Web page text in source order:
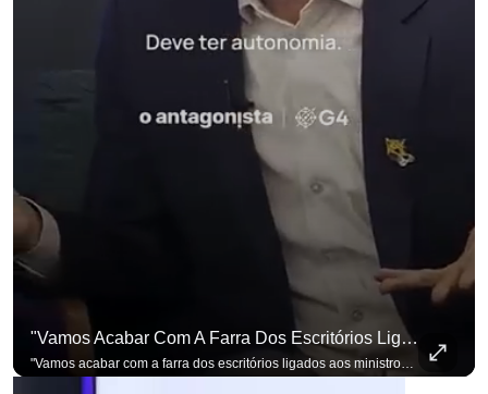
"Vamos Acabar Com A Farra Dos Escritórios Ligados Aos Ministros Do STF"
"Vamos acabar com a farra dos escritórios ligados aos ministros do STF". Essa foi a resposta de Renan Santos ao ser questionado sobre o Judiciário. Se você busca informação com credibilidade, inscreva-se agora e ative o